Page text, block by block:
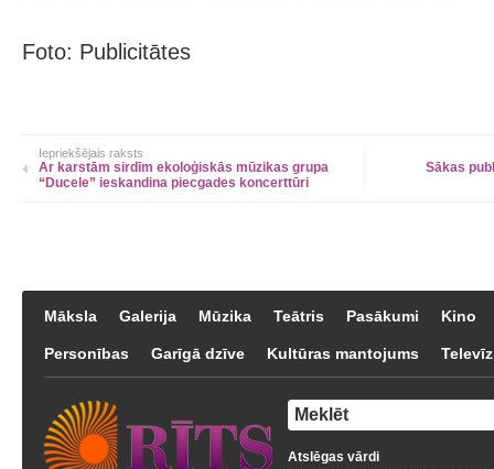
Foto: Publicitātes
Iepriekšējais raksts
Ar karstām sirdīm ekoloģiskās mūzikas grupa
“Ducele” ieskandina piecgades koncerttūri
Sākas
Māksla Galerija Mūzika Teātris Pasākumi Kino
Personības Garīgā dzīve Kultūras mantojums
Atslēgas vārdi